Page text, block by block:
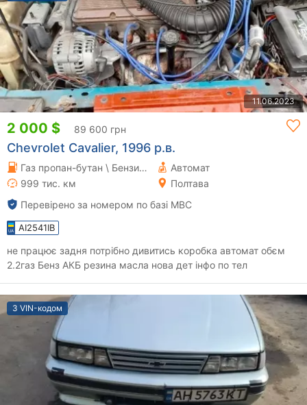
11.06.2023
2 000 $ 89 600 грн
Chevrolet Cavalier, 1996 р.в.
Газ пропан-бутан \ Бензин 2.2 л.
Автомат
999 тис. км
Полтава
Перевірено за номером по базі МВС
AI2541IB
не працює задня потрібно дивитись коробка автомат обєм
2.2газ Бенз АКБ резина масла нова дет інфо по тел
З VIN-кодом